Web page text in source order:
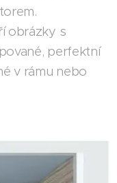
obrázky s
perfektní
v rámu nebo